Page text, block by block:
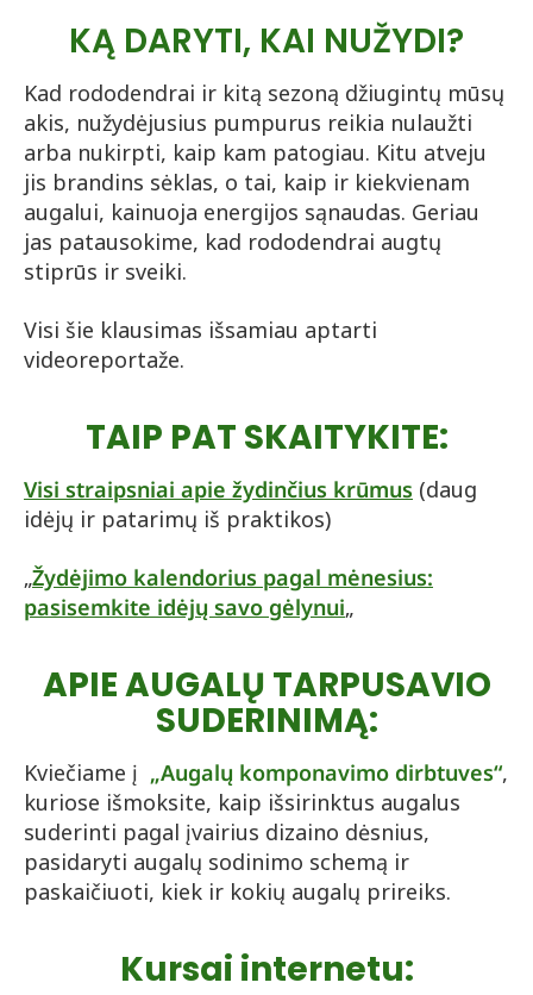
KĄ DARYTI, KAI NUŽYDI?
Kad rododendrai ir kitą sezoną džiugintų mūsų
akis, nužydėjusius pumpurus reikia nulaužti
arba nukirpti, kaip kam patogiau. Kitu atveju
jis brandins sėklas, o tai, kaip ir kiekvienam
augalui, kainuoja energijos sąnaudas. Geriau
jas patausokime, kad rododendrai augtų
stiprūs ir sveiki.
Visi šie klausimas išsamiau aptarti
videoreportaže.
TAIP PAT SKAITYKITE:
Visi straipsniai apie žydinčius krūmus (daug
idėjų ir patarimų iš praktikos)
„Žydėjimo kalendorius pagal mėnesius:
pasisemkite idėjų savo gėlynui„
APIE AUGALŲ TARPUSAVIO
SUDERINIMĄ:
Kviečiame į „Augalų komponavimo dirbtuves“,
kuriose išmoksite, kaip išsirinktus augalus
suderinti pagal įvairius dizaino dėsnius,
pasidaryti augalų sodinimo schemą ir
paskaičiuoti, kiek ir kokių augalų prireiks.
Kursai internetu: